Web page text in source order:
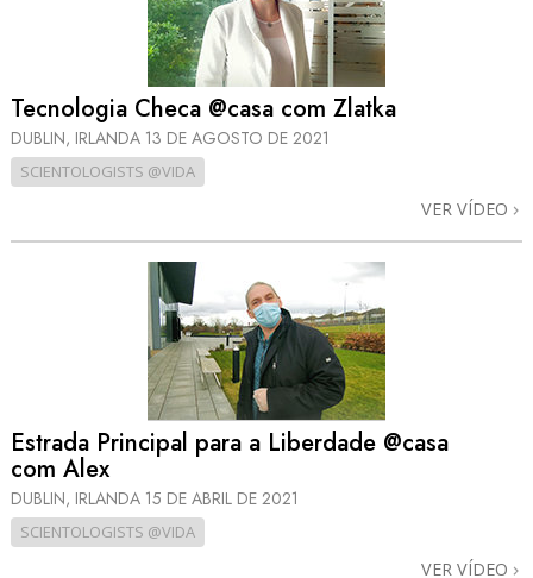
Tecnologia Checa @casa com Zlatka
DUBLIN, IRLANDA 13 DE AGOSTO DE 2021
SCIENTOLOGISTS @VIDA
VER VÍDEO
Estrada Principal para a Liberdade @casa
com Alex
DUBLIN, IRLANDA 15 DE ABRIL DE 2021
SCIENTOLOGISTS @VIDA
VER VÍDEO